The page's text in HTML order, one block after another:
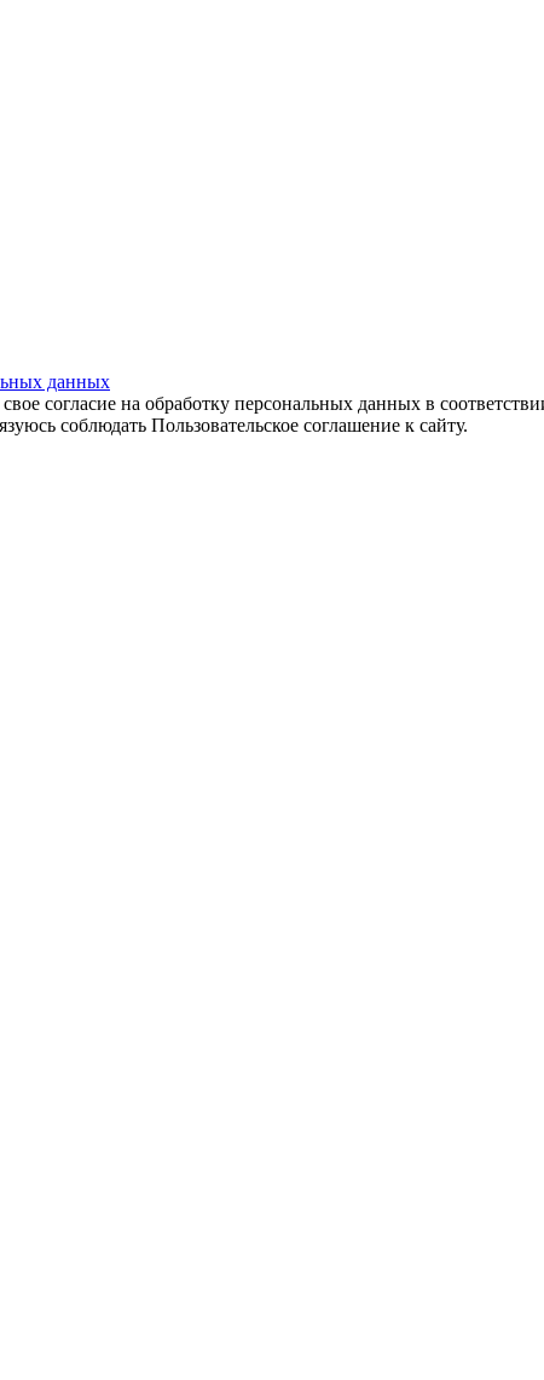
данных
согласие на обработку персональных данных в
соблюдать Пользовательское соглашение к сайту.